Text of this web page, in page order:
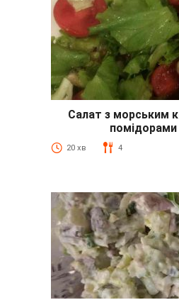
Салат з морським
помідорами
20 хв 4